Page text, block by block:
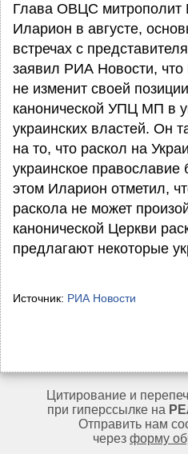
Глава ОВЦС митрополит
Иларион в августе,
встречах с
заявил РИА Новости, что
не изменит своей
канонической УПЦ МП в
украинских властей. Он
на то, что раскол на
украинское
этом Иларион отметил,
раскола не может
канонической Церкви
предлагают некоторые
Источник: РИА Новости
Цитирование и
при гиперссылке на
Отправить нам
через форму